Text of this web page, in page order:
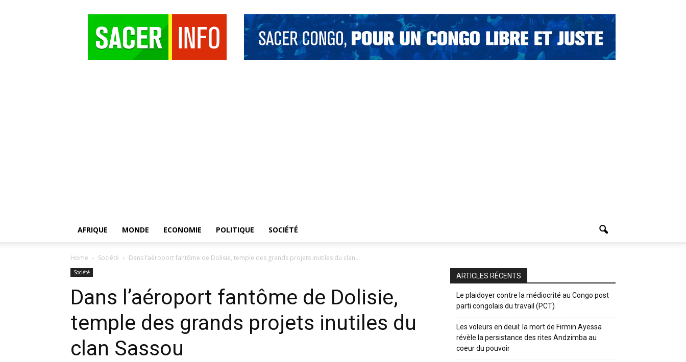
AFRIQUE MONDE ECONOMIE POLITIQUE SOCIÉTÉ
Home Société Dans l’aéroport fantôme de Dolisie, temple des grands projets inutiles du clan...
Société
Dans l’aéroport fantôme de Dolisie,
temple des grands projets inutiles du
clan Sassou
ARTICLES RÉCENTS
Le plaidoyer contre la médiocrité au Congo post
parti congolais du travail (PCT)
Les voleurs en deuil: la mort de Firmin Ayessa
révèle la persistance des rites Andzimba au
coeur du pouvoir